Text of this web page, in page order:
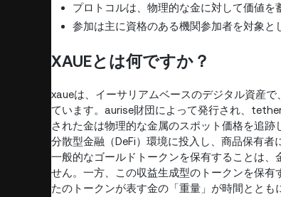
プロトコルは、物理的な金に対して価値を
参加は主に資格のある機関参加者を対象と
XAUEとは何ですか？
xaueは、イーサリアムベースのデジタル資産
ています。aurise財団によって発行され、
された金は物理的な金属のスポット価格を追
分散型金融（DeFi）環境に投入し、商品保有者
一般的なゴールドトークンを保有することは
せん。一方、この収益生成型のトークンを保
たのトークンが表す金の「重量」が時間とと